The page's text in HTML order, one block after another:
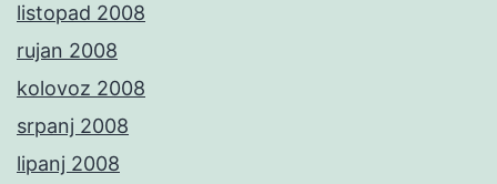
listopad 2008
rujan 2008
kolovoz 2008
srpanj 2008
lipanj 2008